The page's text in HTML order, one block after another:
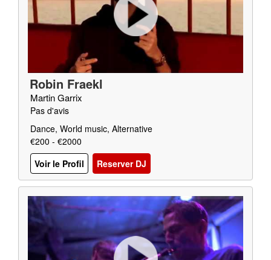
Robin Fraekl
Martin Garrix
Pas d'avis
Dance, World music, Alternative
€200 - €2000
Voir le Profil
Reserver DJ